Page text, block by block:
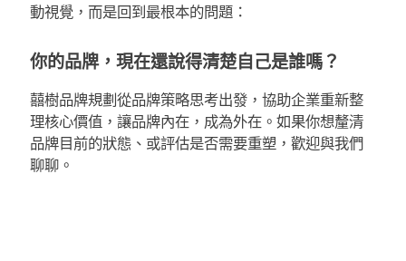
動視覺，而是回到最根本的問題：
你的品牌，現在還說得清楚自己是誰嗎？
囍樹品牌規劃從品牌策略思考出發，協助企業重新整
理核心價值，讓品牌內在，成為外在。如果你想釐清
品牌目前的狀態、或評估是否需要重塑，歡迎與我們
聊聊。